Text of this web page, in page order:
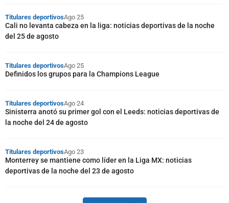
Titulares deportivosAgo 25
Cali no levanta cabeza en la liga: noticias deportivas de la noche
del 25 de agosto
Titulares deportivosAgo 25
Definidos los grupos para la Champions League
Titulares deportivosAgo 24
Sinisterra anotó su primer gol con el Leeds: noticias deportivas de
la noche del 24 de agosto
Titulares deportivosAgo 23
Monterrey se mantiene como líder en la Liga MX: noticias
deportivas de la noche del 23 de agosto